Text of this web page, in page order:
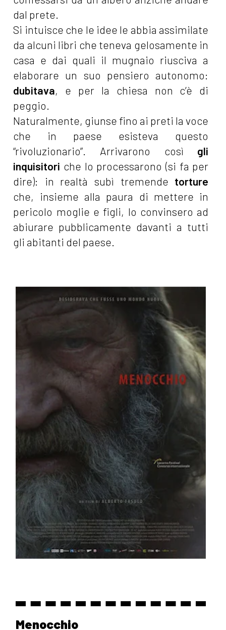
dal prete.
Si intuisce che le idee le abbia assimilate
da alcuni libri che teneva gelosamente in
casa e dai quali il mugnaio riusciva a
elaborare un suo pensiero autonomo:
dubitava, e per la chiesa non c’è di
peggio.
Naturalmente, giunse fino ai preti la voce
che in paese esisteva questo
“rivoluzionario”. Arrivarono così gli
inquisitori che lo processarono (si fa per
dire): in realtà subì tremende torture
che, insieme alla paura di mettere in
pericolo moglie e figli, lo convinsero ad
abiurare pubblicamente davanti a tutti
gli abitanti del paese.
Menocchio